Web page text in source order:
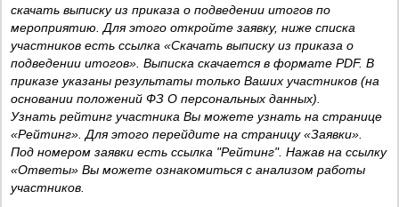
скачать выписку из приказа о подведении итогов по
мероприятию. Для этого откройте заявку, ниже списка
участников есть ссылка «Скачать выписку из приказа о
подведении итогов». Выписка скачается в формате PDF. В
приказе указаны результаты только Ваших участников (на
основании положений ФЗ О персональных данных).
Узнать рейтинг участника Вы можете узнать на странице
«Рейтинг». Для этого перейдите на страницу «Заявки».
Под номером заявки есть ссылка "Рейтинг". Нажав на ссылку
«Ответы» Вы можете ознакомиться с анализом работы
участников.